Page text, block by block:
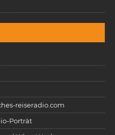
reiseradio.com
Porträt